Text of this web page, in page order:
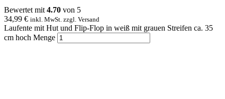
Bewertet mit 4.70 von 5
34,99 € inkl. MwSt. zzgl. Versand
Laufente mit Hut und Flip-Flop in weiß mit grauen Streifen ca. 35
cm hoch Menge